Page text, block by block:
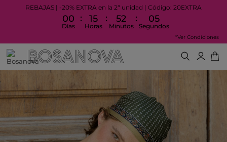
REBAJAS | -20% EXTRA en la 2ª unidad | Código: 20EXTRA
00
Días
: 15
Horas
: 52
Minutos
: 05
Segundos
*Ver Condiciones